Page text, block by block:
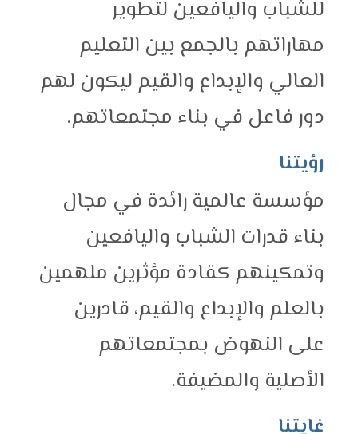
للشباب واليافعين لتطوير
مهاراتهم بالجمع بين التعليم
العالي والإبداع والقيم ليكون لهم
دور فاعل في بناء مجتمعاتهم.
رؤيتنا
مؤسسة عالمية رائدة في مجال
بناء قدرات الشباب واليافعين
وتمكينهم كقادة مؤثرين ملهمين
بالعلم والإبداع والقيم، قادرين
على النهوض بمجتمعاتهم
الأصلية والمضيفة.
غايتنا